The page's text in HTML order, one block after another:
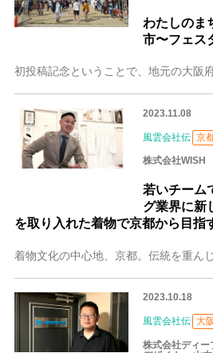
わたしの
市〜フェス
2023.11.08
風雲会社伝 京
株式会社WISH
若いチーム
グ業界に新
を取り入れた着物で京都から目指
2023.10.18
風雲会社伝 大阪
株式会社ディ